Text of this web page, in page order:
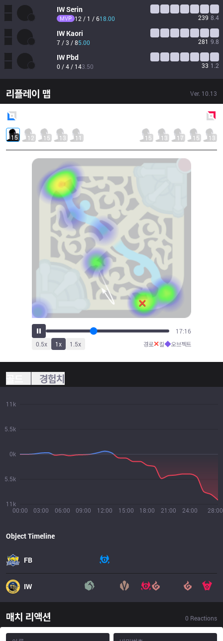
IWSerin
MVP 12 / 1 / 618.00 239 8.4
IW Kaori
7 / 3 / 85.00 281 9.8
IW Pbd
0 / 4 / 143.50 33 1.2
리플레이 맵 Ver. 10.13
15 12 15 13 11 15 13 17 15 13
19:00
0.5x 1x 1.5x 경로✕킬◆오브젝트
경험치
00:00 03:00 06:00 09:00 12:00 15:00 18:00 21:00 24:00 28:00
11k
5.5k
0k
5.5k
11k
Object Timeline
FB
IW
매치 리액션 0 Reactions